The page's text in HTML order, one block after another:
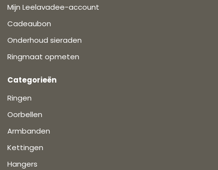
Mijn Leelavadee-account
Cadeaubon
Onderhoud sieraden
Ringmaat opmeten
Categorieën
Ringen
Oorbellen
Armbanden
Kettingen
Hangers